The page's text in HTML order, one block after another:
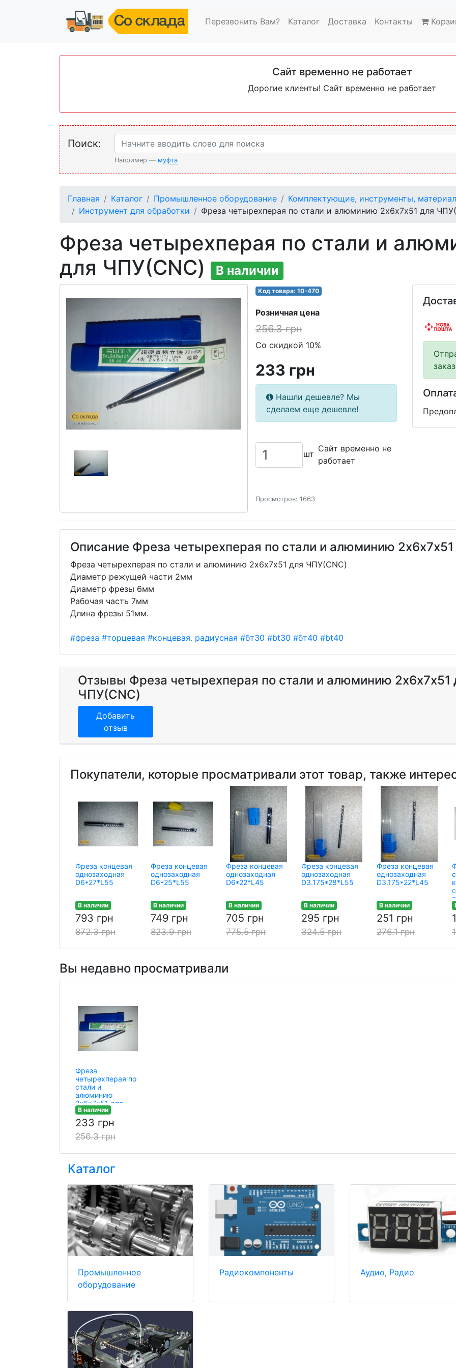
Перезвонить Вам? Каталог Доставка Контакты
Сайт временно не работает
Дорогие клиенты! Сайт временно не работает
Поиск:
Например — муфта
Главная Каталог Промышленное оборудование
Комплектующие, инструменты,
Инструмент для обработки
Фреза четырехперая по стали и алюминию 2х6х7х51 для
Фреза четырехперая по стали и
для ЧПУ(CNC)
В наличии
Код товара: 10-470
Розничная цена
256.3 грн
Со скидкой 10%
233 грн
Нашли дешевле? Мы
сделаем еще дешевле!
шт
Сайт временно не
работает
Просмотров: 1663
Описание Фреза четырехперая по стали и алюминию
Фреза четырехперая по стали и алюминию 2х6х7х51 для ЧПУ(CNC)
Диаметр режущей части 2мм
Диаметр фрезы 6мм
Рабочая часть 7мм
Длина фрезы 51мм.
#фреза #торцевая #концевая. радиусная #бт30 #bt30 #бт40 #bt40
Отзывы Фреза четырехперая по стали и алюминию 2х6х7х51
ЧПУ(CNC)
Добавить
отзыв
Покупатели, которые просматривали этот товар, также
Фреза концевая
однозаходная
D6*27*L55
В наличии
793 грн
872.3 грн
Фреза концевая
однозаходная
D6*25*L55
В наличии
749 грн
823.9 грн
Фреза концевая
однозаходная
D6*22*L45
В наличии
705 грн
775.5 грн
Фреза концевая
однозаходная
D3.175*28*L55
В наличии
295 грн
324.5 грн
Фреза концевая
однозаходная
D3.175*22*L45
В наличии
251 грн
276.1 грн
Вы недавно просматривали
Фреза
четырехперая по
стали и
алюминию
2х6х7х51 для
ЧПУ(CNC)
В наличии
233 грн
256.3 грн
Каталог
Промышленное
оборудование
Радиокомпоненты Аудио, Радио